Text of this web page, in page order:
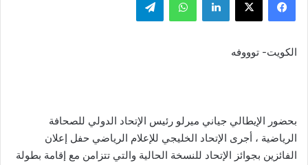
الكويت- توووفه
بحضور الإيطالي جياني ميرلو رئيس الإتحاد الدولي للصحافة
الرياضية ، أجرى الإتحاد الخليجي للإعلام الرياضي حفل إعلان
الفائزين بجوائز الإتحاد للنسخة الحالية والتي تتزامن مع إقامة بطولة